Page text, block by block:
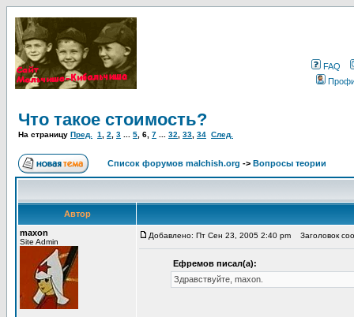
FAQ
Что такое стоимость?
На страницу Пред. 1 2 3 5 6 7 32 33 34 След.
Список форумов malchish.org -> Вопросы теории
Автор
maxon
Site Admin
Добавлено: Пт Сен 23, 2005 2:40 pm Заголовок
Ефремов писал(а):
Здравствуйте, maxon.